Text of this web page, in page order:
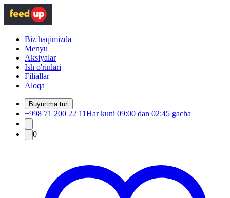
Biz haqimizda
Menyu
Aksiyalar
Ish o'rinlari
Filiallar
Aloqa
Buyurtma turi
+998 71 200 22 11Har kuni 09:00 dan 02:45 gacha
0